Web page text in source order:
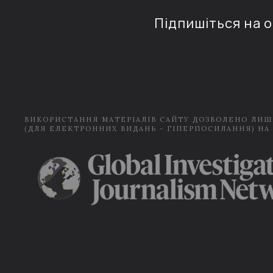
Підпишіться на
ВИКОРИСТАННЯ МАТЕРІАЛІВ САЙТУ ДОЗВОЛЕНО
(ДЛЯ ЕЛЕКТРОННИХ ВИДАНЬ - ГІПЕРПОСИЛАННЯ) НА